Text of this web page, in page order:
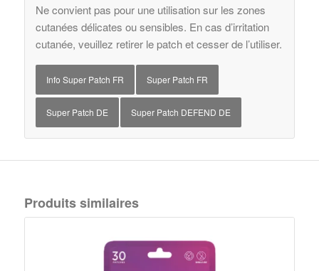
Ne convient pas pour une utilisation sur les zones
cutanées délicates ou sensibles. En cas d’irritation
cutanée, veuillez retirer le patch et cesser de l’utiliser.
Info Super Patch FR Super Patch FR
Super Patch DE Super Patch DEFEND DE
Produits similaires